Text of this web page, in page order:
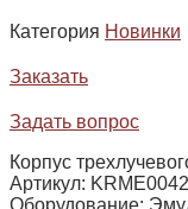
Категория Новинки
Заказать
Задать вопрос
Корпус
Артикул:
Оборудование: